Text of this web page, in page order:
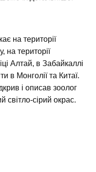
на території
на території
Алтай, в Забайкаллі
в Монголії та Китаї.
і описав зоолог
сірий окрас.